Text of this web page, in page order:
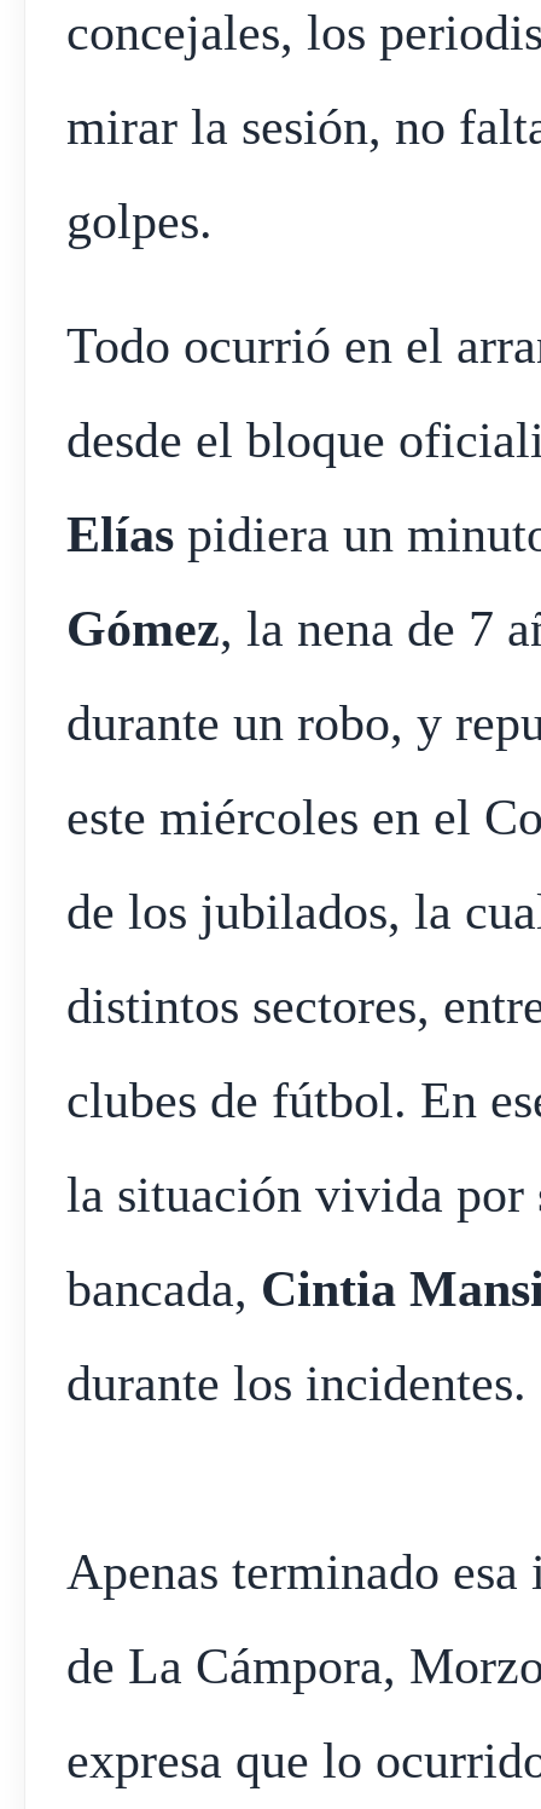
concejales, los
mirar la sesión, no
golpes.
Todo ocurrió en el
desde el bloque
Elías pidiera un
Gómez, la nena de 7
durante un robo, y
este miércoles en el
de los jubilados, la
distintos sectores,
clubes de fútbol. En
la situación vivida por
bancada, Cintia
durante los incidentes.
Apenas terminado
de La Cámpora,
expresa que lo